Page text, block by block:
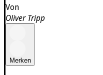
Von
Oliver Tripp
Merken